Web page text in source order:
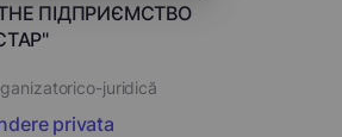
0
4
ПІДПРИЄМСТВО
juridică
privata